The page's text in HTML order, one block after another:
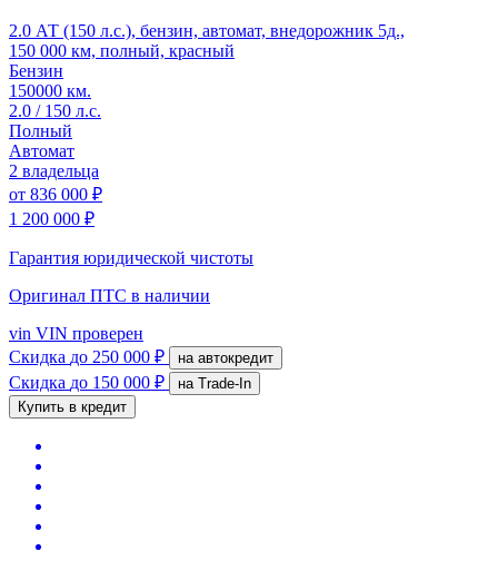
2.0 АТ (150 л.с.), бензин, автомат, внедорожник 5д.,
150 000 км, полный, красный
Бензин
150000 км.
2.0 / 150 л.с.
Полный
Автомат
2 владельца
от 836 000 ₽
1 200 000 ₽
Гарантия юридической чистоты
Оригинал ПТС в наличии
vin VIN проверен
Скидка до 250 000 ₽ на автокредит
Скидка до 150 000 ₽
на Trade-In
Купить в кредит